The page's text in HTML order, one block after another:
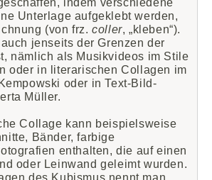
indem verschiedene
Unterlage aufgeklebt werden,
(von frz.coller, „kleben“).
jenseits der Grenzen der
nämlich als Musikvideos im Stile
oder in literarischen Collagen im
oder in Text-Bild-
Müller.
Collage kann beispielsweise
Bänder, farbige
enthalten, die auf einen
oder Leinwand geleimt wurden.
des Kubismus nennt man